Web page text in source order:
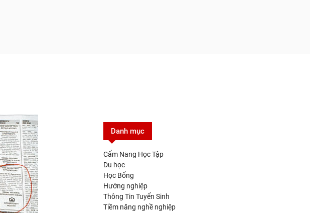
Danh mục
Cẩm Nang Học Tập
Du học
Học Bổng
Hướng nghiệp
Thông Tin Tuyển Sinh
Tiềm năng nghề nghiệp